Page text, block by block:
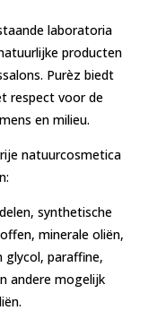
laboratoria
producten
Purèz biedt
respect voor de
en milieu.
natuurcosmetica
synthetische
minerale oliën,
glycol, paraffine,
andere mogelijk